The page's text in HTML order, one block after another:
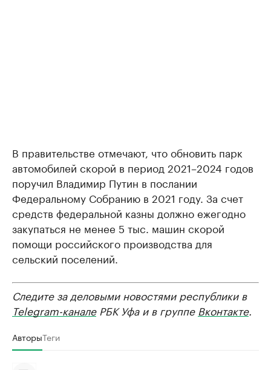
В правительстве отмечают, что обновить парк
автомобилей скорой в период 2021–2024 годов
поручил Владимир Путин в послании
Федеральному Собранию в 2021 году. За счет
средств федеральной казны должно ежегодно
закупаться не менее 5 тыс. машин скорой
помощи российского производства для
сельский поселений.
Следите за деловыми новостями республики в
Telegram-каналеРБК Уфа и в группе Вконтакте.
АвторыТеги